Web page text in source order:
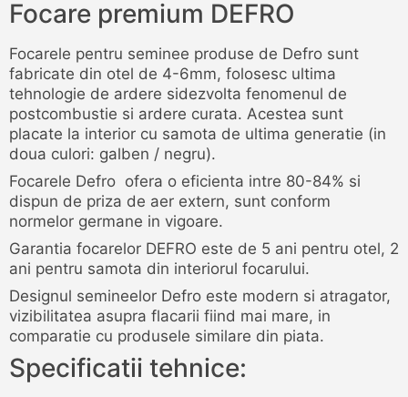
Focare premium DEFRO
Focarele pentru seminee produse de Defro sunt
fabricate din otel de 4-6mm, folosesc ultima
tehnologie de ardere sidezvolta fenomenul de
postcombustie si ardere curata. Acestea sunt
placate la interior cu samota de ultima generatie (in
doua culori: galben / negru).
Focarele Defro ofera o eficienta intre 80-84% si
dispun de priza de aer extern, sunt conform
normelor germane in vigoare.
Garantia focarelor DEFRO este de 5 ani pentru otel, 2
ani pentru samota din interiorul focarului.
Designul semineelor Defro este modern si atragator,
vizibilitatea asupra flacarii fiind mai mare, in
comparatie cu produsele similare din piata.
Specificatii tehnice: